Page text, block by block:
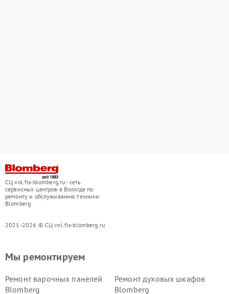
СЦ vol.fix-blomberg.ru - сеть
сервисных центров в Вологде по
ремонту и обслуживанию техники
Blomberg
2021-2026 © СЦ vol.fix-blomberg.ru
Мы ремонтируем
Ремонт варочных панелей
Blomberg
Ремонт духовых шкафов
Blomberg